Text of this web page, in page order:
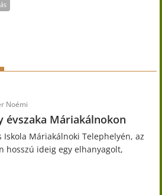
Noémi
évszaka Máriakálnokon
Iskola Máriakálnoki Telephelyén, az
hosszú ideig egy elhanyagolt,